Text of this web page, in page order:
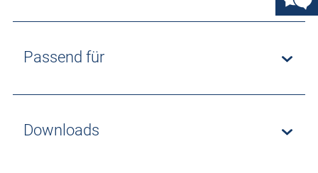
Passend für
Downloads